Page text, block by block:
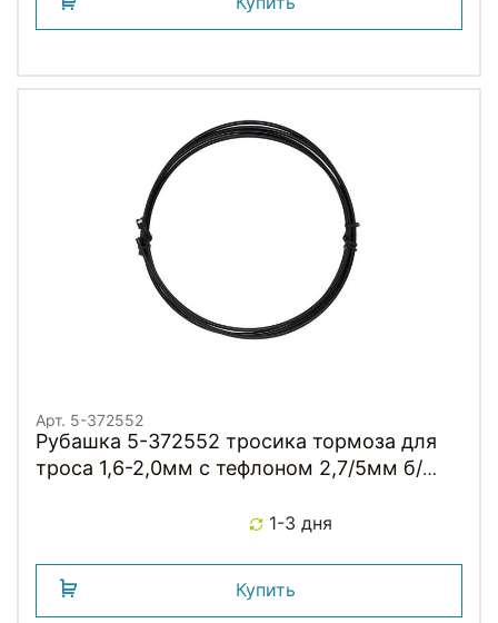
Арт. 5-372552
Рубашка 5-372552 тросика тормоза для
троса 1,6-2,0мм с тефлоном 2,7/5мм б/
1-3 дня
Купить